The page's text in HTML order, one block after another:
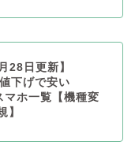
28日更新】
下げで安い
ホ一覧【機種変
】